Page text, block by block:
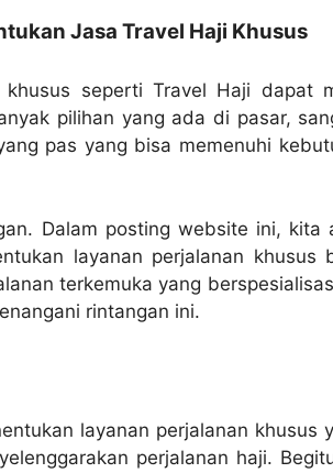
Jasa Travel Haji Khusus
seperti Travel Haji dapat
pilihan yang ada di pasar,
pas yang bisa memenuhi
Dalam posting website ini, kita
layanan perjalanan khusus
terkemuka yang
rintangan ini.
layanan perjalanan khusus
perjalanan haji.